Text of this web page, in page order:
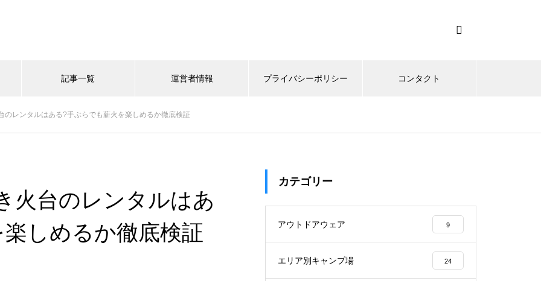
記事一覧 運営者情報 プライバシーポリシー コンタクト
のレンタルはある?手ぶらでも薪火を楽しめるか徹底検証
火台のレンタルはあ
しめるか徹底検証
カテゴリー
アウトドアウェア 9
エリア別キャンプ場 24